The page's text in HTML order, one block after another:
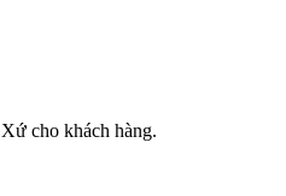
cho khách hàng.